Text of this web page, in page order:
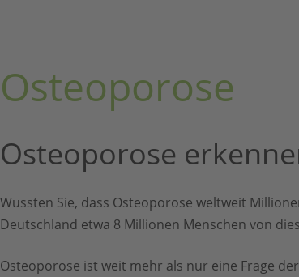
Osteoporose
Osteoporose
Wussten Sie, dass Osteoporose weltweit
Deutschland etwa 8 Millionen Menschen von
Osteoporose ist weit mehr als nur eine Frage